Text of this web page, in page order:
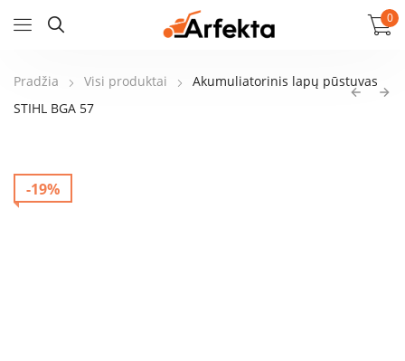
0
Pradžia Visi produktai
Akumuliatorinis lapų pūstuvas
STIHL BGA 57
-19%